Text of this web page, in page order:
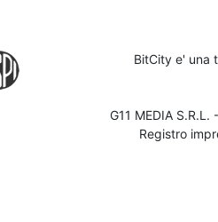
BitCity e' una
G11 MEDIA
Registro